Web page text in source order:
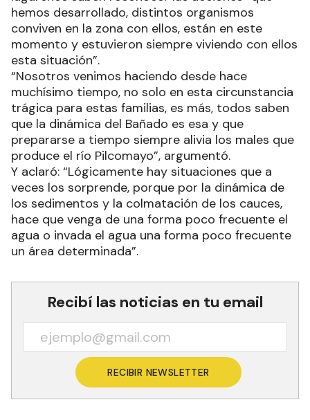
hemos desarrollado, distintos organismos
conviven en la zona con ellos, están en este
momento y estuvieron siempre viviendo con ellos
esta situación”.
“Nosotros venimos haciendo desde hace
muchísimo tiempo, no solo en esta circunstancia
trágica para estas familias, es más, todos saben
que la dinámica del Bañado es esa y que
prepararse a tiempo siempre alivia los males que
produce el río Pilcomayo”, argumentó.
Y aclaró: “Lógicamente hay situaciones que a
veces los sorprende, porque por la dinámica de
los sedimentos y la colmatación de los cauces,
hace que venga de una forma poco frecuente el
agua o invada el agua una forma poco frecuente
un área determinada”.
Recibí las noticias en tu email
RECIBIR NEWSLETTER